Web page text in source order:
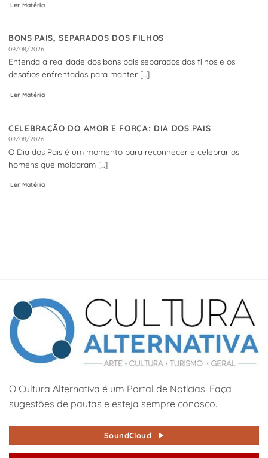
Ler Matéria
BONS PAIS, SEPARADOS DOS FILHOS
09/08/2026
Entenda a realidade dos bons pais separados dos filhos e os
desafios enfrentados para manter [...]
Ler Matéria
CELEBRAÇÃO DO AMOR E FORÇA: DIA DOS PAIS
09/08/2026
O Dia dos Pais é um momento para reconhecer e celebrar os
homens que moldaram [...]
Ler Matéria
O Cultura Alternativa é um Portal de Notícias. Faça
sugestões de pautas e esteja sempre conosco.
SoundCloud